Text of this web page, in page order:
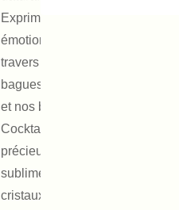
Exprimez vos
émotions à
travers nos
bagues Cœur
et nos bagues
Cocktail-
précieuses,
sublimées de
cristaux et de